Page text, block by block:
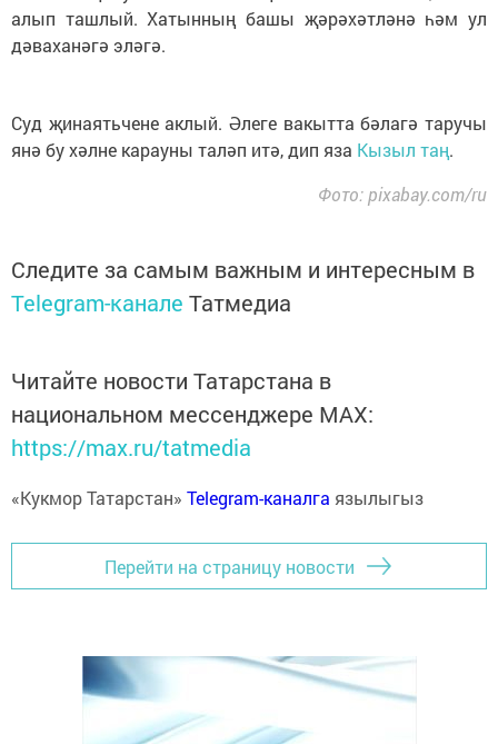
алып ташлый. Хатынның башы җәрәхәтләнә һәм ул
дәваханәгә эләгә.
Суд җинаятьчене аклый. Әлеге вакытта бәлагә таручы
янә бу хәлне карауны таләп итә, дип яза Кызыл таң.
Фото: pixabay.com/ru
Следите за самым важным и интересным в
Telegram-канале Татмедиа
Читайте новости Татарстана в
национальном мессенджере MАХ:
https://max.ru/tatmedia
«Кукмор Татарстан» Telegram-каналга язылыгыз
Перейти на страницу новости